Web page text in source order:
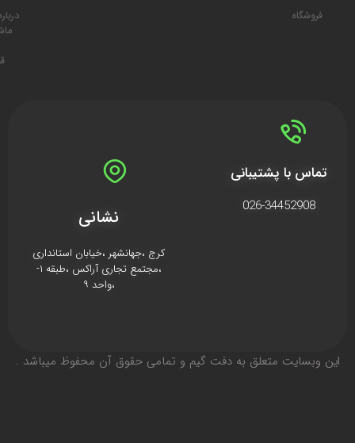
فروشگاه
ما
تماس با پشتیبانی
026-34452908 نشانی
کرج ،جهانشهر ،خیابان استانداری
،مجتمع تجاری آراکس ،طبقه ۱-
،واحد ۹
اين وبسايت متعلق به دفت گیم و تمامی حقوق آن محفوظ ميباشد .